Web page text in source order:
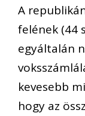
A
felének (44
egyáltalán
kevesebb
hogy az